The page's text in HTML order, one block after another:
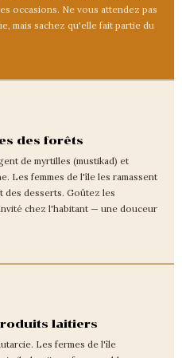
occasions. Ne vous attendez pas
mais sachez qu'elle fait partie du
des forêts
de myrtilles (mustikad) et
Les femmes de l'île les ramassent
des desserts. Goûtez les
chez l'habitant — une douceur
laitiers
Les fermes de l'île